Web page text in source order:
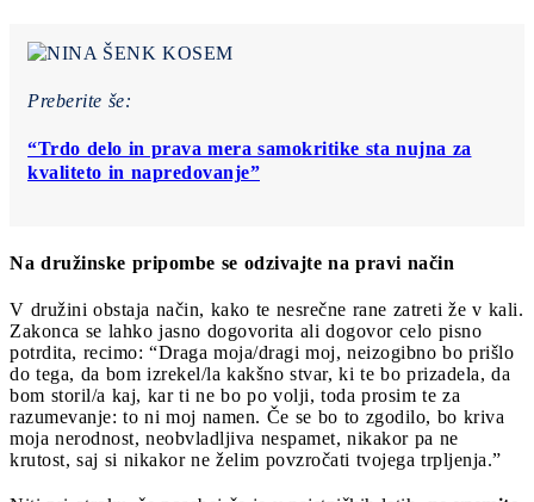
Preberite še:
“Trdo delo in prava mera samokritike sta nujna za
kvaliteto in napredovanje”
Na družinske pripombe se odzivajte na pravi način
V družini obstaja način, kako te nesrečne rane zatreti že v kali.
Zakonca se lahko jasno dogovorita ali dogovor celo pisno
potrdita, recimo: “Draga moja/dragi moj, neizogibno bo prišlo
do tega, da bom izrekel/la kakšno stvar, ki te bo prizadela, da
bom storil/a kaj, kar ti ne bo po volji, toda prosim te za
razumevanje: to ni moj namen. Če se bo to zgodilo, bo kriva
moja nerodnost, neobvladljiva nespamet, nikakor pa ne
krutost, saj si nikakor ne želim povzročati tvojega trpljenja.”